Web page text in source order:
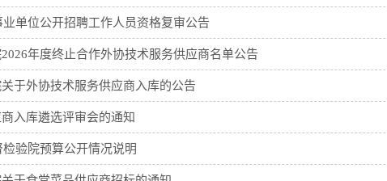
单位公开招聘工作人员资格复审公告
年度终止合作外协技术服务供应商名单公告
于外协技术服务供应商入库的公告
入库遴选评审会的通知
验院预算公开情况说明